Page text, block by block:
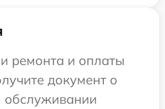
ремонта и оплаты
документ о
обслуживании